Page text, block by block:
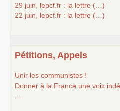
29 juin, lepcf.fr : la lettre (…)
22 juin, lepcf.fr : la lettre (…)
Pétitions, Appels
Unir les communistes !
Donner à la France une voix